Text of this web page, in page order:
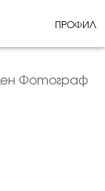
ПРОФИЛ
Фотограф